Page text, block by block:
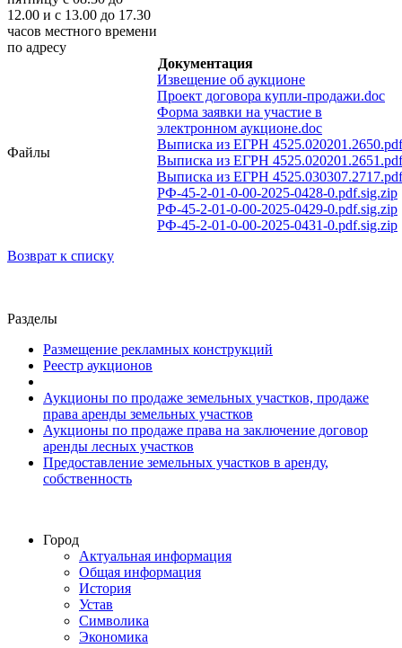
12.00 и с 13.00 до 17.30
часов местного времени
по адресу
Документация
Файлы
Извещение об аукционе
Проект договора купли-продажи.doc
Форма заявки на участие в
электронном аукционе.doc
Выписка из ЕГРН 4525.020201.2650.pdf
Выписка из ЕГРН 4525.020201.2651.pdf
Выписка из ЕГРН 4525.030307.2717.pdf
РФ-45-2-01-0-00-2025-0428-0.pdf.sig.zip
РФ-45-2-01-0-00-2025-0429-0.pdf.sig.zip
РФ-45-2-01-0-00-2025-0431-0.pdf.sig.zip
Возврат к списку
Разделы
Размещение рекламных конструкций
Реестр аукционов
Аукционы по продаже земельных участков, продаже
права аренды земельных участков
Аукционы по продаже права на заключение договор
аренды лесных участков
Предоставление земельных участков в аренду,
собственность
Город
Актуальная информация
Общая информация
История
Устав
Символика
Экономика